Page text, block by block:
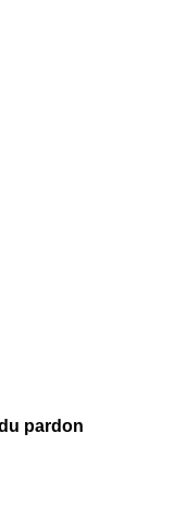
pardon